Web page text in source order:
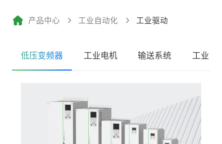
产品中心 工业自动化 工业驱动
低压变频器 工业电机 输送系统 工业电